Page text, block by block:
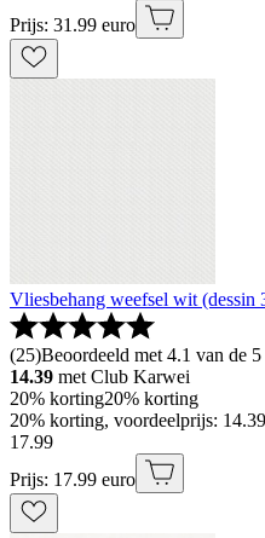
Prijs: 31.99 euro
Vliesbehang weefsel wit (dessin
(25)Beoordeeld met 4.1 van de
14.39 met Club Karwei
20% korting20% korting
20% korting, voordeelprijs:
17.99
Prijs: 17.99 euro